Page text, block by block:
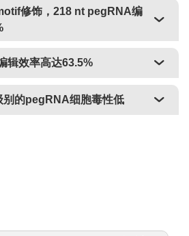
修饰，218 nt pegRNA编
辑效率高达63.5%
别的pegRNA细胞毒性低